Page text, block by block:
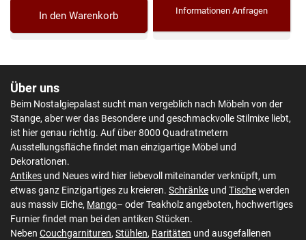
In den Warenkorb Informationen Anfragen
Über uns
Beim Nostalgiepalast sucht man vergeblich nach Möbeln von der
Stange, aber wer das Besondere und geschmackvolle Stilmixe liebt,
ist hier genau richtig. Auf über 8000 Quadratmetern
Ausstellungsfläche findet man einzigartige Möbel und
Dekorationen.
Antikes und Neues wird hier liebevoll miteinander verknüpft, um
etwas ganz Einzigartiges zu kreieren. Schränke und Tischewerden
aus massiv Eiche, Mango– oder Teakholz angeboten, hochwertiges
Furnier findet man bei den antiken Stücken.
Neben Couchgarnituren, Stühlen, Raritäten und ausgefallenen